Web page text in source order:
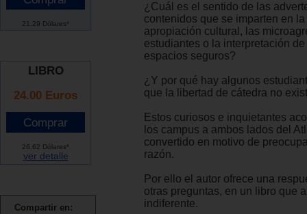
21.29 Dólares*
LIBRO
24.00 Euros
26.62 Dólares*
ver detalle
Compartir en:
¿Cuál es el sentido de las
contenidos que se imparten en
apropiación cultural, las
estudiantes o la interpretación
espacios seguros?
¿Y por qué hay algunos
que la libertad de cátedra no
Estos curiosos e inquietantes
los campus a ambos lados del
convertido en motivo de
razón.
Por ello el autor ofrece una
otras preguntas, en un libro que
indiferente.